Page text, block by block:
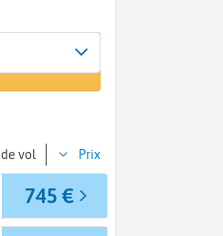
de vol Prix
745 €